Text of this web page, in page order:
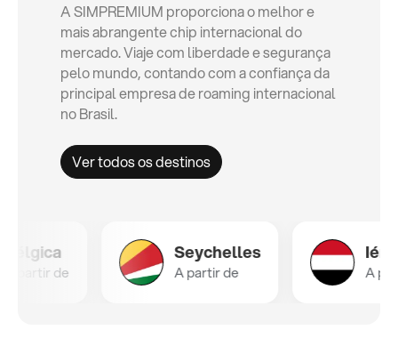
A SIMPREMIUM proporciona o melhor e
mais abrangente chip internacional do
mercado. Viaje com liberdade e segurança
pelo mundo, contando com a confiança da
principal empresa de roaming internacional
no Brasil.
Ver todos os destinos
Seychelles
A partir de
Iémen
A partir de